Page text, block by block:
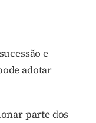
e
adotar
parte dos